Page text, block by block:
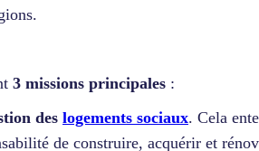
3 missions principales :
des logements sociaux. Cela
de construire, acquérir et